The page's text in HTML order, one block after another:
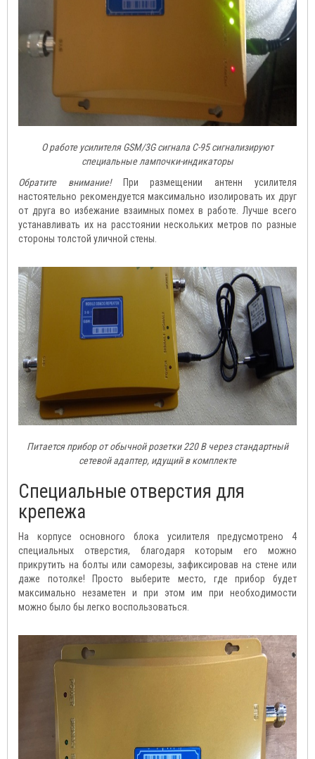
О работе усилителя GSM/3G сигнала C-95 сигнализируют
специальные лампочки-индикаторы
Обратите внимание!При размещении антенн усилителя
настоятельно рекомендуется максимально изолировать их друг
от друга во избежание взаимных помех в работе. Лучше всего
устанавливать их на расстоянии нескольких метров по разные
стороны толстой уличной стены.
Питается прибор от обычной розетки 220 В через стандартный
сетевой адаптер, идущий в комплекте
Специальные отверстия для
крепежа
На корпусе основного блока усилителя предусмотрено 4
специальных отверстия, благодаря которым его можно
прикрутить на болты или саморезы, зафиксировав на стене или
даже потолке! Просто выберите место, где прибор будет
максимально незаметен и при этом им при необходимости
можно было бы легко воспользоваться.